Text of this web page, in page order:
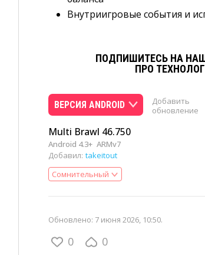
Внутриигровые события и
ПОДПИШИТЕСЬ НА
ПРО
ВЕРСИЯ ANDROID
Добавить
обновление
Multi Brawl 46.750
Android 4.3+ ARMv7
Добавил: takeitout
Сомнительный
Обновлено: 7 июня 2026, 10:50.
0 0